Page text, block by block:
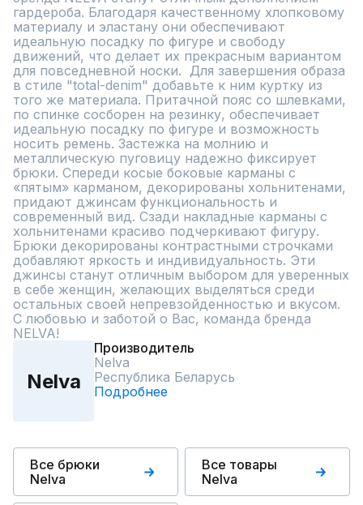
гардероба. Благодаря качественному хлопковому
материалу и эластану они обеспечивают
идеальную посадку по фигуре и свободу
движений, что делает их прекрасным вариантом
для повседневной носки.  Для завершения образа
в стиле "total-denim" добавьте к ним куртку из
того же материала. Притачной пояс со шлевками,
по спинке сосборен на резинку, обеспечивает
идеальную посадку по фигуре и возможность
носить ремень. Застежка на молнию и
металлическую пуговицу надежно фиксирует
брюки. Спереди косые боковые карманы с
«пятым» карманом, декорированы хольнитенами,
придают джинсам функциональность и
современный вид. Сзади накладные карманы с
хольнитенами красиво подчеркивают фигуру.
Брюки декорированы контрастными строчками
добавляют яркость и индивидуальность. Эти
джинсы станут отличным выбором для уверенных
в себе женщин, желающих выделяться среди
остальных своей непревзойденностью и вкусом.
С любовью и заботой о Вас, команда бренда
NELVA!
Nelva
Производитель
Nelva
Республика Беларусь
Подробнее
Все брюки
Nelva
Все товары
Nelva